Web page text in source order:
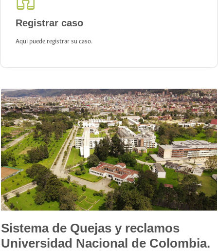
Registrar caso
Aqui puede registrar su caso.
Sistema de Quejas y reclamos
Universidad Nacional de Colombia.